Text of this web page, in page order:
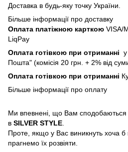
Доставка в будь-яку точку України.
Більше інформації про доставку
Оплата платіжною карткою VISA/
LiqPay
Оплата готівкою при отриманні
Пошта" (комісія 20 грн. + 2% від
Оплата готівкою при отриманні
Більше інформації про оплату
Ми впевнені, що Вам сподобаються
в SILVER STYLE
Проте, якщо у Вас виникнуть хоча
прагнемо їх розвіяти.